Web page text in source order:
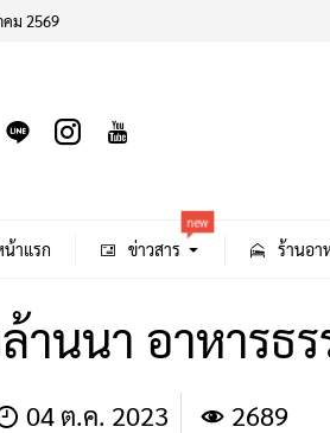
คม 2569
น้าแรก ข่าวสาร
new
ร้านอา
านนา อาหารธ
04 ต.ค. 2023 2689